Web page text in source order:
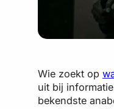
Wie zoekt op
uit bij
bekendste